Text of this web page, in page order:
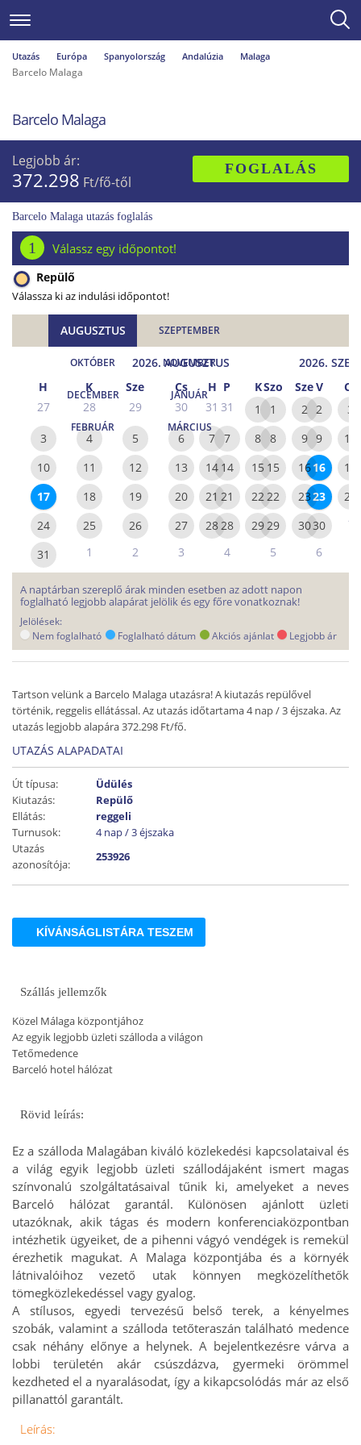
Utazás Európa Spanyolország Andalúzia Malaga
Barcelo Malaga
Barcelo Malaga
Legjobb ár:
372.298 Ft/fő-től
FOGLALÁS
Barcelo Malaga utazás foglalás
1 Válassz egy időpontot!
Repülő
Válassza ki az indulási időpontot!
AUGUSZTUS SZEPTEMBER
OKTÓBER NOVEMBER
DECEMBER JANUÁR
FEBRUÁR MÁRCIUS
2026. AUGUSZTUS
H
K Sze Cs P Szo
V
27
28 29 30 31 1
2
3
4 5 6 7 8
9
10
11 12 13 14 15
16
17
18 19 20 21 22
23
24
25 26 27 28 29
30
31
1 2 3 4 5 6
2026.
H
K Sze
Cs
31
1 2
3
7
8 9
10
14
15 16
17
21
22 23
24
28
29 30 1
A naptárban szereplő árak minden esetben az adott napon
foglalható legjobb alapárat jelölik és egy főre vonatkoznak!
Jelölések:
Nem foglalható
Foglalható dátum Akciós ajánlat Legjobb ár
Tartson velünk a Barcelo Malaga utazásra! A kiutazás repülővel
történik, reggelis ellátással. Az utazás időtartama 4 nap / 3 éjszaka. Az
utazás legjobb alapára 372.298 Ft/fő.
UTAZÁS ALAPADATAI
Út típusa:
Üdülés
Kiutazás:
Repülő
Ellátás:
reggeli
Turnusok:
4 nap / 3 éjszaka
Utazás
azonosítója:
253926
KÍVÁNSÁGLISTÁRA TESZEM
Szállás jellemzők
Közel Málaga központjához
Az egyik legjobb üzleti szálloda a világon
Tetőmedence
Barceló hotel hálózat
Rövid leírás:
Ez a szálloda Malagában kiváló közlekedési kapcsolataival és
a világ egyik legjobb üzleti szállodájaként ismert magas
színvonalú szolgáltatásaival tűnik ki, amelyeket a neves
Barceló hálózat garantál. Különösen ajánlott üzleti
utazóknak, akik tágas és modern konferenciaközpontban
intézhetik ügyeiket, de a pihenni vágyó vendégek is remekül
érezhetik magukat. A Malaga központjába és a környék
látnivalóihoz vezető utak könnyen megközelíthetők
tömegközlekedéssel vagy gyalog.
A stílusos, egyedi tervezésű belső terek, a kényelmes
szobák, valamint a szálloda tetőteraszán található medence
csak néhány előnye a helynek. A bejelentkezésre várva a
lobbi területén akár csúszdázva, gyermeki örömmel
kezdheted el a nyaralásodat, így a kikapcsolódás már az első
pillanattól garantált.
Leírás: